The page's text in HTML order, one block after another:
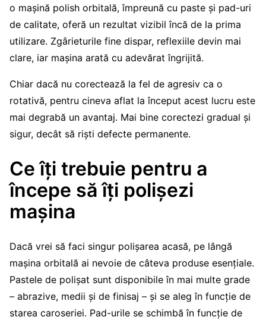
o mașină polish orbitală, împreună cu paste și pad-uri
de calitate, oferă un rezultat vizibil încă de la prima
utilizare. Zgârieturile fine dispar, reflexiile devin mai
clare, iar mașina arată cu adevărat îngrijită.
Chiar dacă nu corectează la fel de agresiv ca o
rotativă, pentru cineva aflat la început acest lucru este
mai degrabă un avantaj. Mai bine corectezi gradual și
sigur, decât să riști defecte permanente.
Ce îți trebuie pentru a
începe să îți polișezi
mașina
Dacă vrei să faci singur polișarea acasă, pe lângă
mașina orbitală ai nevoie de câteva produse esențiale.
Pastele de polișat sunt disponibile în mai multe grade
– abrazive, medii și de finisaj – și se aleg în funcție de
starea caroseriei. Pad-urile se schimbă în funcție de